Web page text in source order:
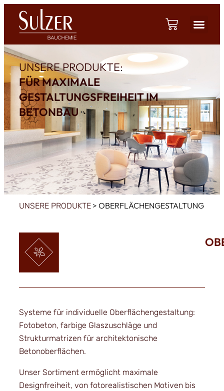
UNSERE PRODUKTE:
FÜR MAXIMALE
GESTALTUNGSFREIHEIT IM
BETONBAU
UNSERE PRODUKTE > OBERFLÄCHENGESTALTUNG
Systeme für individuelle Oberflächengestaltung:
Fotobeton, farbige Glaszuschläge und
Strukturmatrizen für architektonische
Betonoberflächen.
Unser Sortiment ermöglicht maximale
Designfreiheit, von fotorealistischen Motiven bis